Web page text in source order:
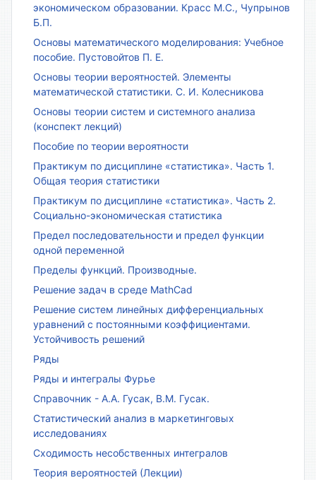
экономическом образовании. Красс М.С., Чупрынов
Б.П.
Основы математического моделирования: Учебное
пособие. Пустовойтов П. Е.
Основы теории вероятностей. Элементы
математической статистики. С. И. Колесникова
Основы теории систем и системного анализа
(конспект лекций)
Пособие по теории вероятности
Практикум по дисциплине «статистика». Часть 1.
Общая теория статистики
Практикум по дисциплине «статистика». Часть 2.
Социально-экономическая статистика
Предел последовательности и предел функции
одной переменной
Пределы функций. Производные.
Решение задач в среде MathCad
Решение систем линейных дифференциальных
уравнений с постоянными коэффициентами.
Устойчивость решений
Ряды
Ряды и интегралы Фурье
Справочник - А.А. Гусак, В.М. Гусак.
Статистический анализ в маркетинговых
исследованиях
Сходимость несобственных интегралов
Теория вероятностей (Лекции)